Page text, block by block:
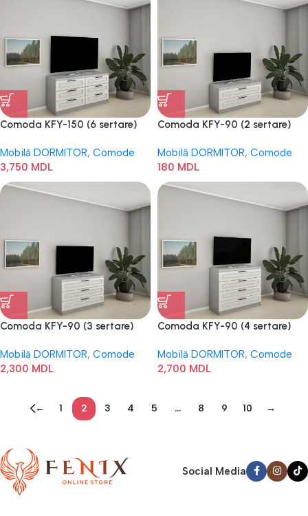
Comoda KFY-150 (6 sertare)
Mobilă DORMITOR, Comode
3,750 MDL
Comoda KFY-90 (2 sertare)
Mobilă DORMITOR, Comode
180 MDL
Comoda KFY-90 (3 sertare)
Mobilă DORMITOR, Comode
2,300 MDL
Comoda KFY-90 (4 sertare)
Mobilă DORMITOR, Comode
2,700 MDL
← 1 2 3 4 5 … 8 9 10 →
Social Media